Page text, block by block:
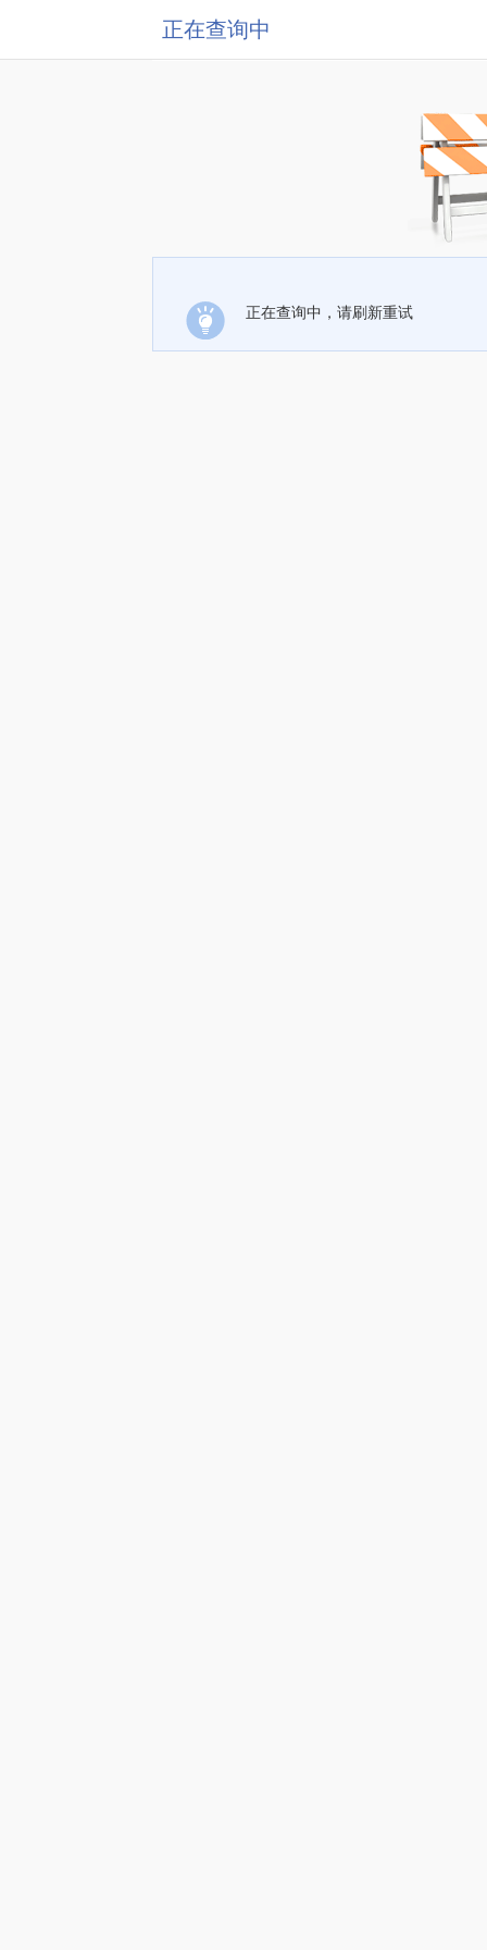
正在查询中
正在查询中，请刷新重试